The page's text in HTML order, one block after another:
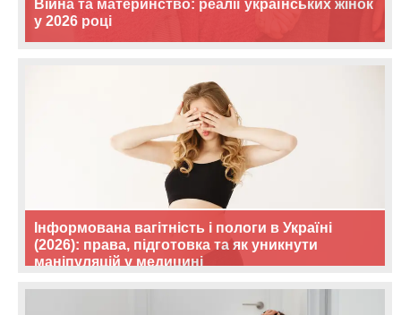
Війна та материнство: реалії українських жінок
у 2026 році
Інформована вагітність і пологи в Україні
(2026): права, підготовка та як уникнути
маніпуляцій у медицині